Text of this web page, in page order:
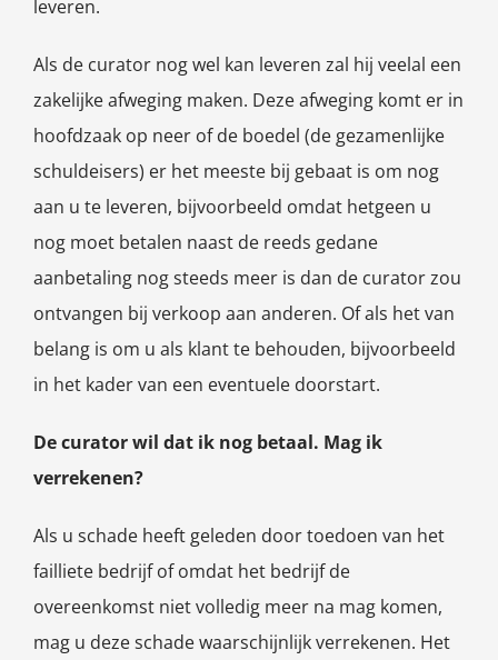
leveren.
Als de curator nog wel kan leveren zal hij veelal een
zakelijke afweging maken. Deze afweging komt er in
hoofdzaak op neer of de boedel (de gezamenlijke
schuldeisers) er het meeste bij gebaat is om nog
aan u te leveren, bijvoorbeeld omdat hetgeen u
nog moet betalen naast de reeds gedane
aanbetaling nog steeds meer is dan de curator zou
ontvangen bij verkoop aan anderen. Of als het van
belang is om u als klant te behouden, bijvoorbeeld
in het kader van een eventuele doorstart.
De curator wil dat ik nog betaal. Mag ik
verrekenen?
Als u schade heeft geleden door toedoen van het
failliete bedrijf of omdat het bedrijf de
overeenkomst niet volledig meer na mag komen,
mag u deze schade waarschijnlijk verrekenen. Het